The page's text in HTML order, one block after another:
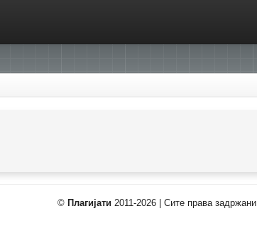
© Плагијати 2011-2026 | Сите права задржани